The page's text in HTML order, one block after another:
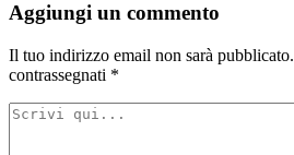
Aggiungi un commento
Il tuo indirizzo email non sarà pubblicato.
contrassegnati *